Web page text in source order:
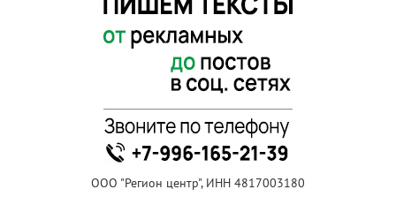
ООО "Регион центр", ИНН 4817003180